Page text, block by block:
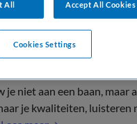
niet aan een baan, maar
je kwaliteiten, luisteren
All Accept All Cookies
Cookies Settings